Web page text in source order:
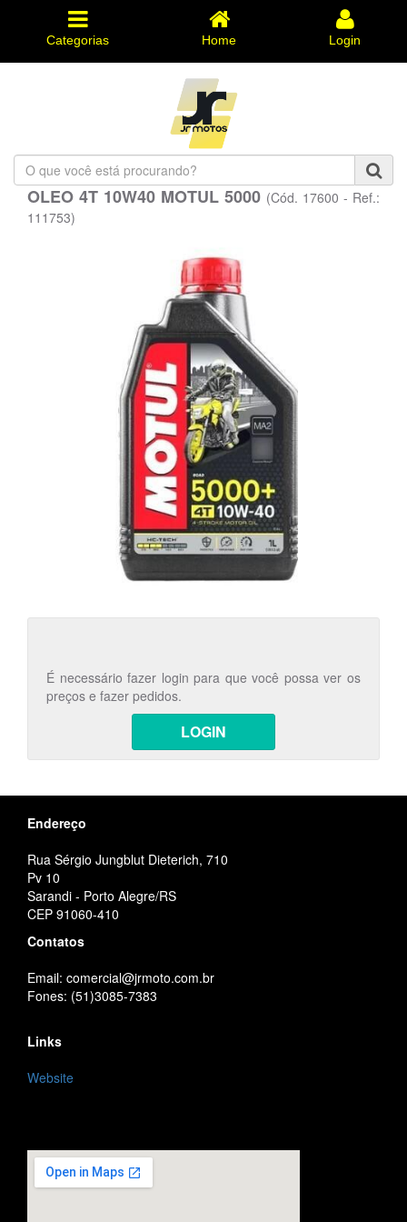
Categorias Home Login
O
que
você
está
OLEO 4T 10W40 MOTUL 5000 (Cód. 17600 - Ref.:
111753)
É necessário fazer login para que você possa ver os
preços e fazer pedidos.
LOGIN
Endereço
Rua Sérgio Jungblut Dieterich, 710
Pv 10
Sarandi - Porto Alegre/RS
CEP 91060-410
Contatos
Email: comercial@jrmoto.com.br
Fones: (51)3085-7383
Links
Website